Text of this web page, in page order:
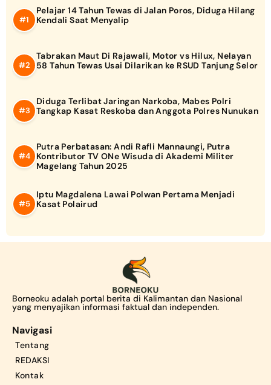
Pelajar 14 Tahun Tewas di Jalan Poros, Diduga Hilang
Kendali Saat Menyalip
Tabrakan Maut Di Rajawali, Motor vs Hilux, Nelayan
58 Tahun Tewas Usai Dilarikan ke RSUD Tanjung Selor
Diduga Terlibat Jaringan Narkoba, Mabes Polri
Tangkap Kasat Reskoba dan Anggota Polres Nunukan
Putra Perbatasan: Andi Rafli Mannaungi, Putra
Kontributor TV ONe Wisuda di Akademi Militer
Magelang Tahun 2025
Iptu Magdalena Lawai Polwan Pertama Menjadi
Kasat Polairud
Borneoku adalah portal berita di Kalimantan dan Nasional
yang menyajikan informasi faktual dan independen.
Navigasi
Tentang
REDAKSI
Kontak